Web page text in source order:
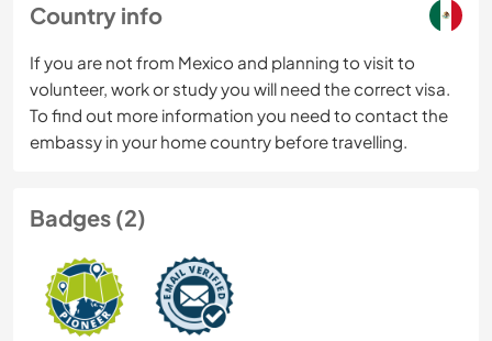
Country info
If you are not from Mexico and planning to visit to
volunteer, work or study you will need the correct visa.
To find out more information you need to contact the
embassy in your home country before travelling.
Badges (2)